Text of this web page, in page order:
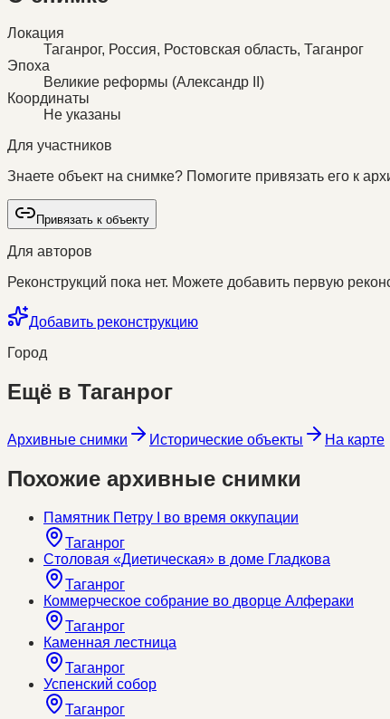
Локация
Таганрог, Россия, Ростовская область, Таганрог
Эпоха
Великие реформы (Александр II)
Координаты
Не указаны
Для участников
Знаете объект на снимке? Помогите привязать его к
Привязать к объекту
Для авторов
Реконструкций пока нет. Можете добавить первую
Добавить реконструкцию
Город
Ещё в Таганрог
Архивные снимки Исторические объекты На карте
Похожие архивные снимки
Памятник Петру I во время оккупации
Таганрог
Столовая «Диетическая» в доме Гладкова
Таганрог
Коммерческое собрание во дворце Алфераки
Таганрог
Каменная лестница
Таганрог
Успенский собор
Таганрог